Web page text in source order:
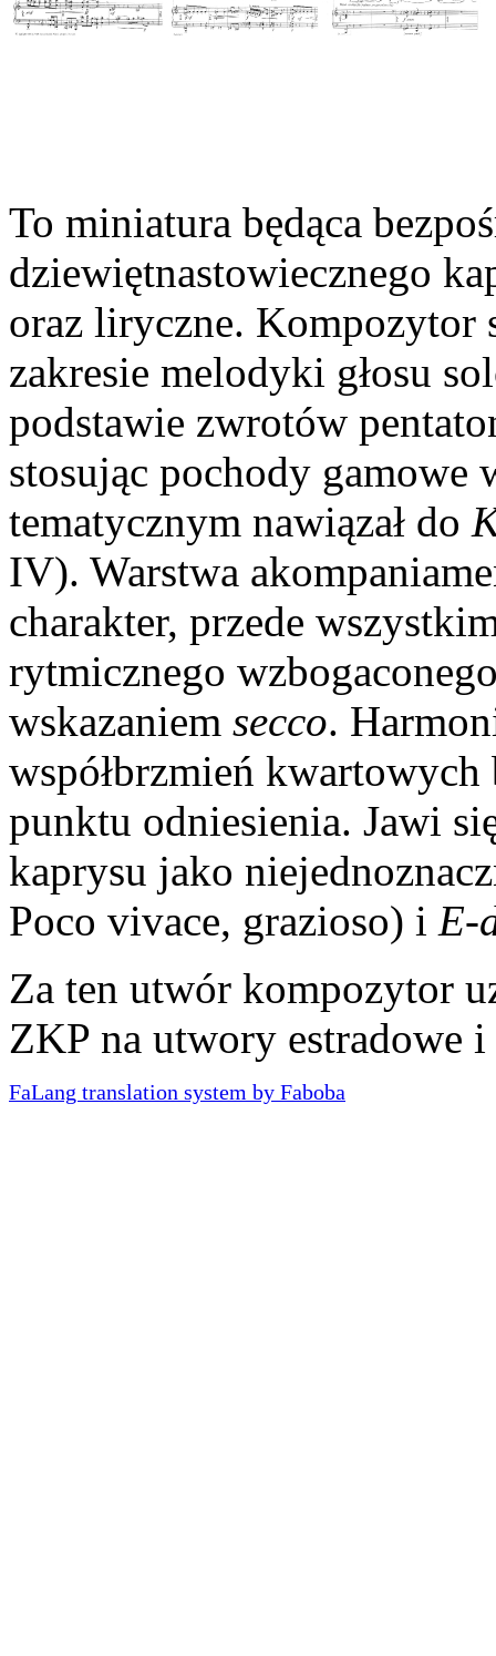
To miniatura będąca
dziewiętnastowiecznego
oraz liryczne. Kompozytor
zakresie melodyki głosu
podstawie zwrotów
stosując pochody
tematycznym nawiązał do
IV). Warstwa
charakter, przede
rytmicznego
wskazaniem secco.
współbrzmień
punktu odniesienia. Jawi
kaprysu jako
Poco vivace, grazioso) i E-
Za ten utwór kompozytor
ZKP na utwory estradowe
FaLang translation system by Faboba